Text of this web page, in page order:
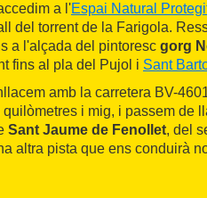
a l'Espai Natural
del torrent de la Farigola.
a l'alçada del pintoresc gorg
fins al pla del Pujol i Sant
amb la carretera BV-
i mig, i passem de
Sant Jaume de Fenollet, del
altra pista que ens conduirà